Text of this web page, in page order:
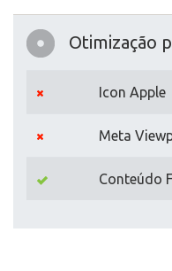
Otimização
Icon Apple
Meta
Conteúdo